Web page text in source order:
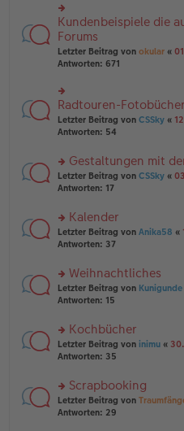
o
7
rs
te
r
u
n
el
es
e
n
ei
tr
a
Kundenbeispiele die
Forums
Letzter Beitrag von okular «
Antworten: 671
rs
te
r
g
el
es
n
er
B
ei
a
g
Radtouren-
Letzter Beitrag von CSSky «
Antworten: 54
rs
te
n
g
el
e
n
er
tr
a
g
Gestaltungen mit
Letzter Beitrag von CSSky «
Antworten: 17
rs
te
n
g
el
e
n
er
tr
a
g
Kalender
Letzter Beitrag von Anika58 «
Antworten: 37
rs
te
n
g
el
e
n
er
Weihnachtliches
Letzter Beitrag von Kunigunde
Antworten: 15
rs
te
n
g
el
Kochbücher
Letzter Beitrag von inimu «
Antworten: 35
rs
te
Scrapbooking
Letzter Beitrag von
Antworten: 29